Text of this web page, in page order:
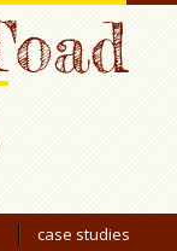
case studies